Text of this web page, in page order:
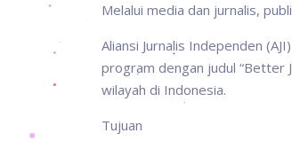
Melalui media dan jurnalis,
Aliansi Jurnalis Independen
program dengan judul “Better
wilayah di Indonesia.
Tujuan